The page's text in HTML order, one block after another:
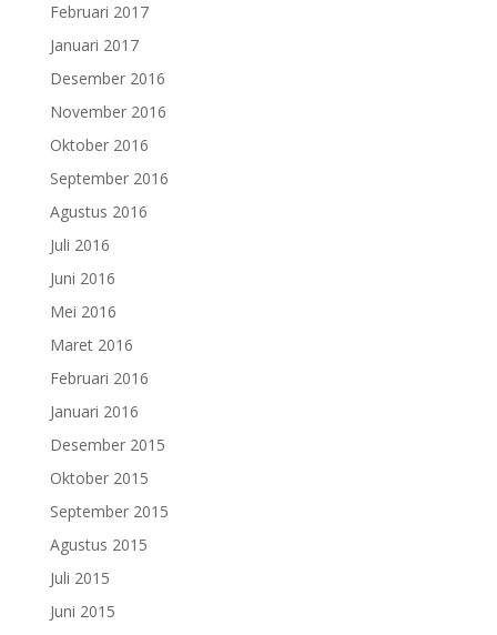
Februari 2017
Januari 2017
Desember 2016
November 2016
Oktober 2016
September 2016
Agustus 2016
Juli 2016
Juni 2016
Mei 2016
Maret 2016
Februari 2016
Januari 2016
Desember 2015
Oktober 2015
September 2015
Agustus 2015
Juli 2015
Juni 2015